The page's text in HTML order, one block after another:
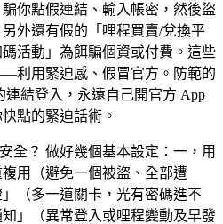
騙你點假連結、輸入帳密，然後盜
外還有假的「哩程買賣/兌換平
活動」為餌騙個資或付費。這些
利用緊迫感、假冒官方。防範的
結登入，永遠自己開官方 App
點的緊迫話術。
全？ 做好幾個基本設定：一，用
用（避免一個被盜、全部遭
（多一道關卡，光有密碼進不
」（異常登入或哩程變動及早發